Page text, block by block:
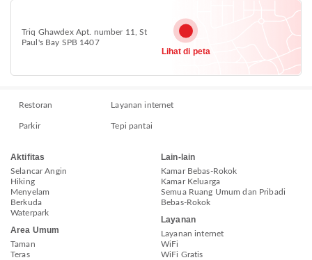
Triq Ghawdex Apt. number 11, St
Paul's Bay SPB 1407
Lihat di peta
Restoran Layanan internet
Parkir Tepi pantai
Aktifitas
Selancar Angin
Hiking
Menyelam
Berkuda
Waterpark
Area Umum
Taman
Teras
Lain-lain
Kamar Bebas-Rokok
Kamar Keluarga
Semua Ruang Umum dan Pribadi
Bebas-Rokok
Layanan
Layanan internet
WiFi
WiFi Gratis